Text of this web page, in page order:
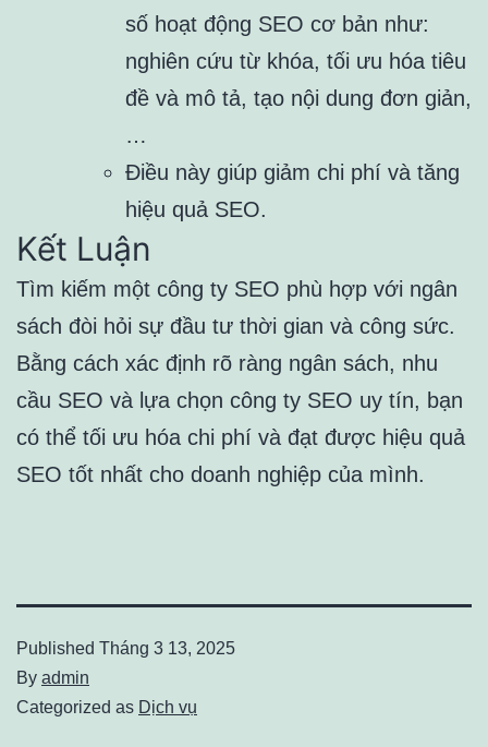
số hoạt động SEO cơ bản như:
nghiên cứu từ khóa, tối ưu hóa tiêu
đề và mô tả, tạo nội dung đơn giản,
…
Điều này giúp giảm chi phí và tăng
hiệu quả SEO.
Kết Luận
Tìm kiếm một công ty SEO phù hợp với ngân
sách đòi hỏi sự đầu tư thời gian và công sức.
Bằng cách xác định rõ ràng ngân sách, nhu
cầu SEO và lựa chọn công ty SEO uy tín, bạn
có thể tối ưu hóa chi phí và đạt được hiệu quả
SEO tốt nhất cho doanh nghiệp của mình.
Published Tháng 3 13, 2025
By admin
Categorized as Dịch vụ